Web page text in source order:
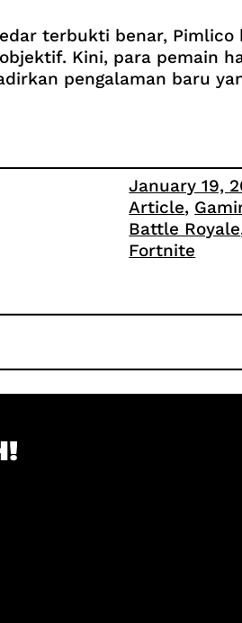
terbukti benar, Pimlico
Kini, para pemain
pengalaman baru
January 19,
Article,
Battle Royale
Fortnite